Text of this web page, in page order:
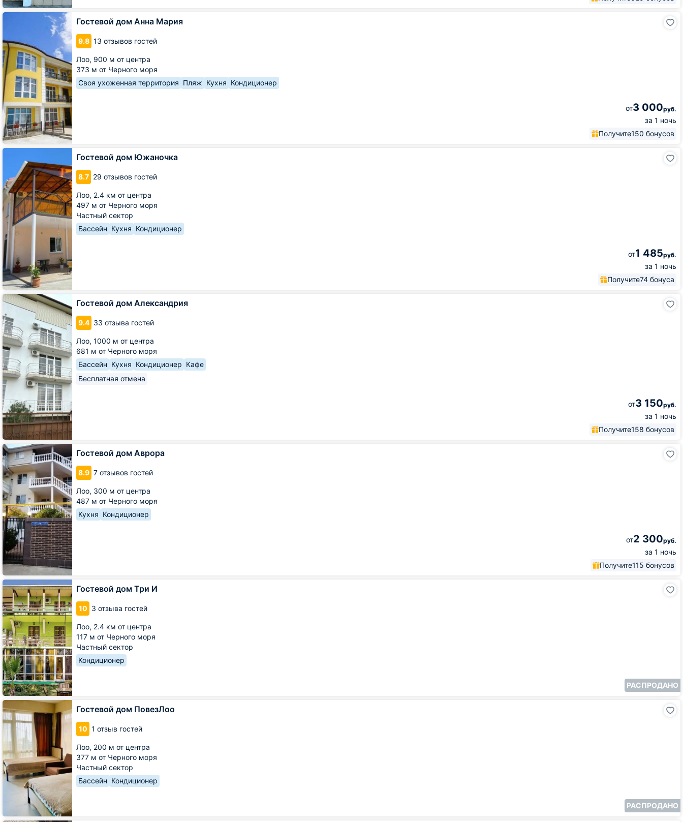
Гостевой дом Анна Мария
9.8 13 отзывов гостей
Лоо, 900 м от центра
373 м от Черного моря
Своя ухоженная территория Пляж Кухня Кондиционер
от3 000руб.
за 1 ночь
Получите150 бонусов
Гостевой
Мария
Гостевой дом Южаночка
8.7 29 отзывов гостей
Лоо, 2.4 км от центра
497 м от Черного моря
Частный сектор
Бассейн Кухня Кондиционер
от1 485руб.
за 1 ночь
Получите74 бонуса
Гостевой
Южаночка
Гостевой дом Александрия
9.4 33 отзыва гостей
Лоо, 1000 м от центра
681 м от Черного моря
Бассейн Кухня Кондиционер Кафе
Бесплатная отмена
от3 150руб.
за 1 ночь
Получите158 бонусов
Гостевой
дом
Александрия
Гостевой дом Аврора
8.9 7 отзывов гостей
Лоо, 300 м от центра
487 м от Черного моря
Кухня Кондиционер
от2 300руб.
за 1 ночь
Получите115 бонусов
Гостевой
дом
Аврора
Гостевой дом Три И
10 3 отзыва гостей
Лоо, 2.4 км от центра
117 м от Черного моря
Частный сектор
Кондиционер
РАСПРОДАНО
Гостевой
дом
Три
И
Гостевой дом ПовезЛоо
10 1 отзыв гостей
Лоо, 200 м от центра
377 м от Черного моря
Частный сектор
Бассейн Кондиционер
РАСПРОДАНО
Гостевой
дом
ПовезЛоо